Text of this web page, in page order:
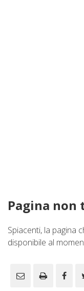
Pagina non
Spiacenti, la pagina
disponibile al